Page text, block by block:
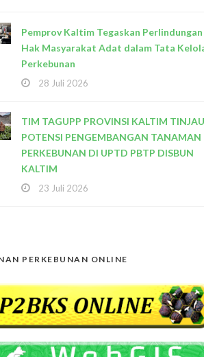
Pemprov Kaltim Tegaskan Perlindungan
Hak Masyarakat Adat dalam Tata
Perkebunan
28 Juli 2026
TIM TAGUPP PROVINSI KALTIM TINJAU
POTENSI PENGEMBANGAN TANAMAN
PERKEBUNAN DI UPTD PBTP DISBUN
KALTIM
23 Juli 2026
PERKEBUNAN ONLINE